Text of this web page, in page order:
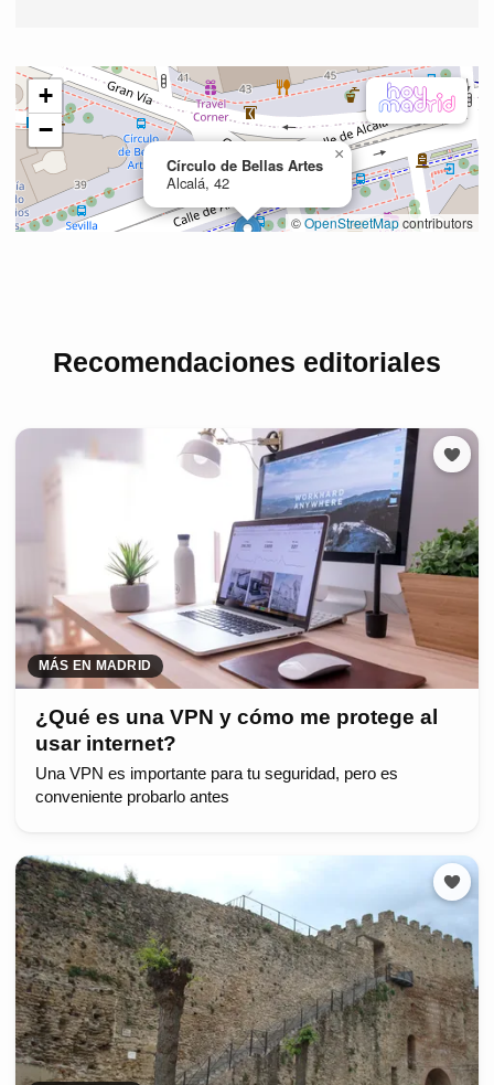
Recomendaciones editoriales
MÁS EN MADRID
¿Qué es una VPN y cómo me protege al
usar internet?
Una VPN es importante para tu seguridad, pero es
conveniente probarlo antes